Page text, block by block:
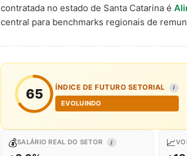
contratada no estado de Santa Catarina é
central para benchmarks regionais de
65 ÍNDICE DE FUTURO SETORIAL I
EVOLUINDO
💰SALÁRIO REAL DO SETOR I 📈